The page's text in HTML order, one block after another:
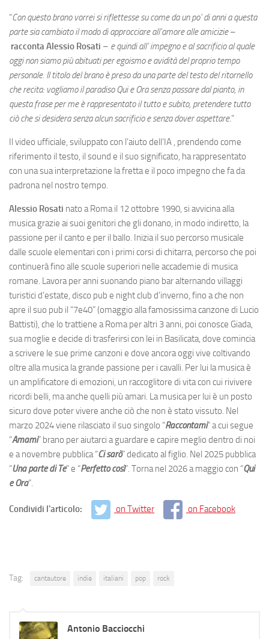
“Con questo brano vorrei si riflettesse su come da un po’ di anni a questa
parte sia cambiato il modo di approcciare all’amore alle amicizie–
racconta Alessio Rosati – e quindi all’ impegno e al sacrificio al quale
oggi non siamo più abituati per egoismo e avidità del proprio tempo
personale. Il titolo del brano è preso da una parte del testo del ritornello
che recita: vogliamo il paradiso Qui e Ora senza passare dal pianto, in
questa frase per me è rappresentato il tutto e subito, pretendere tutto
ciò che si desidera senza alcun sacrificio e senza dover aspettare.”
Il video ufficiale, sviluppato con l’aiuto dell’IA , prendendo come
riferimento il testo, il sound e il suo significato, ha rappresentato
con una sua interpretazione la fretta e il poco impegno che fa da
padrona nel nostro tempo.
Alessio Rosati nato a Roma il 12 ottobre 1990, si avvicina alla
musica grazie ai suoi genitori che gli donano, in modo indiretto, la
passione per il canto e per il ballo. Inizia il suo percorso musicale
dalle scuole elementari con i primi corsi di chitarra, percorso che poi
continuerà fino alle scuole superiori nelle accademie di musica
romane. Lavora per anni suonando piano bar alternando villaggi
turistici d’estate, disco pub e night club d’inverno, fino a che non
apre il suo pub il “7e40” (omaggio alla famosissima canzone di Lucio
Battisti), che lo trattiene a Roma per altri 3 anni, poi conosce Giada,
sua moglie e decide di trasferirsi con lei in Basilicata, dove comincia
a scrivere le sue prime canzoni e dove ancora oggi vive coltivando
oltre alla musica la grande passione per i cavalli. Per lui la musica è
un amplificatore di emozioni, un raccoglitore di vita con cui rivivere
ricordi belli, ma anche quelli più amari. La musica per lui è un posto
sicuro dove poter vivere anche ciò che non è stato vissuto. Nel
marzo 2024 viene rilasciato il suo singolo “Raccontami” a cui segue
“Amami” brano per aiutarci a guardare e capire meglio dentro di noi
e a novembre pubblica “Ci sarò” dedicato al figlio. Nel 2025 pubblica
“Una parte di Te” e “Perfetto così”. Torna nel 2026 a maggio con “Qui
e Ora”.
Condividi l'articolo: on Twitter on Facebook
Tag: cantautore indie italiani pop rock
Antonio Bacciocchi